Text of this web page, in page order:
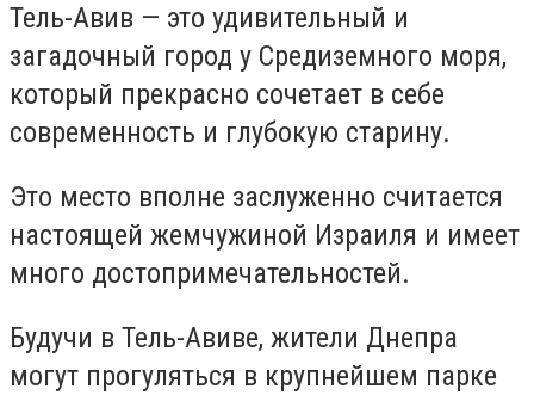
Тель-Авив — это удивительный и
загадочный город у Средиземного моря,
который прекрасно сочетает в себе
современность и глубокую старину.
Это место вполне заслуженно считается
настоящей жемчужиной Израиля и имеет
много достопримечательностей.
Будучи в Тель-Авиве, жители Днепра
могут прогуляться в крупнейшем парке